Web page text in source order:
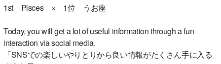
1st Pisces × 1位 うお座
Today, you will get a lot of useful information through a fun
interaction via social media.
「SNSでの楽しいやりとりから良い情報がたくさん手に入る